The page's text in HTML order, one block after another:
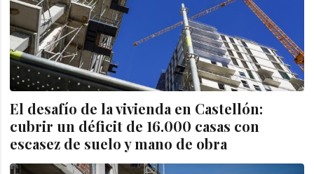
El desafío de la vivienda en Castellón:
cubrir un déficit de 16.000 casas con
escasez de suelo y mano de obra